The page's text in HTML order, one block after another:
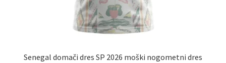
Senegal domači dres SP 2026 moški nogometni dres